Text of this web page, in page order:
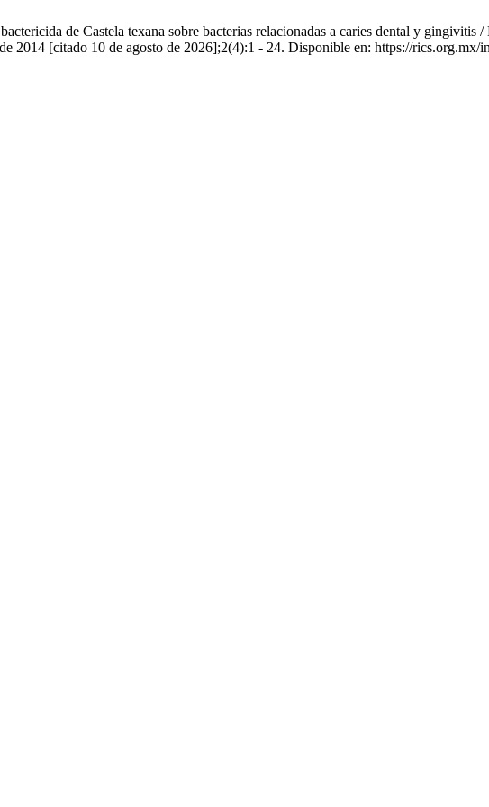
de Castela texana sobre bacterias relacionadas a caries dental y gingivitis
2014 [citado 10 de agosto de 2026];2(4):1 - 24. Disponible en: https://